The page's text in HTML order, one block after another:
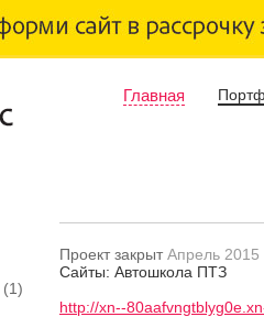
Главная
(1)
Проект закрытАпрель 2015
Сайты: Автошкола ПТЗ
http://xn--